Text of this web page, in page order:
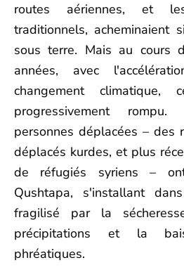
routes aériennes, et
traditionnels, acheminaient
sous terre. Mais au cours
années, avec
changement climatique,
progressivement
personnes déplacées – des
déplacés kurdes, et plus
de réfugiés syriens –
Qushtapa, s'installant
fragilisé par la
précipitations et la
phréatiques.